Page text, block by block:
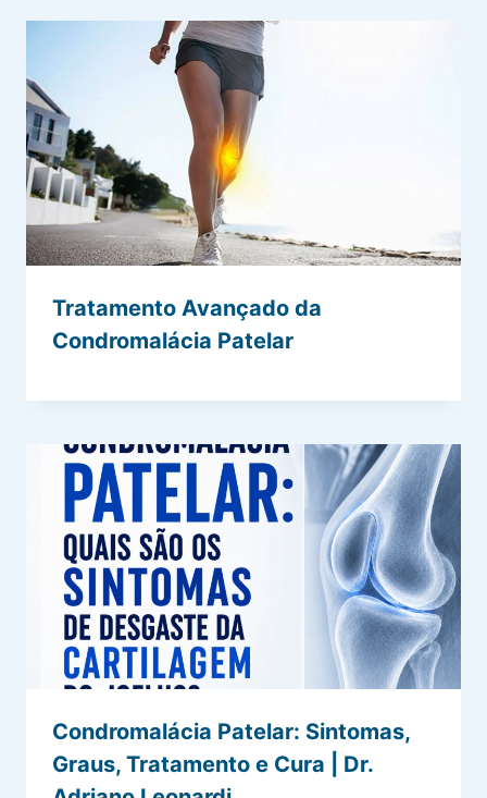
Tratamento Avançado da
Condromalácia Patelar
Condromalácia Patelar: Sintomas,
Graus, Tratamento e Cura | Dr.